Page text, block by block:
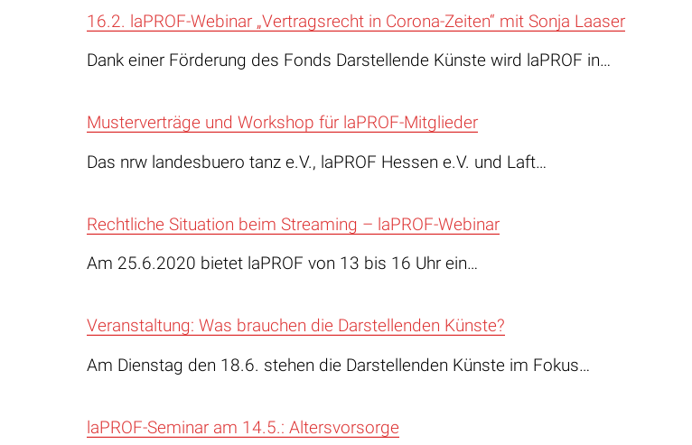
16.2. laPROF-Webinar „Vertragsrecht in Corona-Zeiten“ mit Sonja Laaser
Dank einer Förderung des Fonds Darstellende Künste wird laPROF in…
Musterverträge und Workshop für laPROF-Mitglieder
Das nrw landesbuero tanz e.V., laPROF Hessen e.V. und Laft…
Rechtliche Situation beim Streaming – laPROF-Webinar
Am 25.6.2020 bietet laPROF von 13 bis 16 Uhr ein…
Veranstaltung: Was brauchen die Darstellenden Künste?
Am Dienstag den 18.6. stehen die Darstellenden Künste im Fokus…
laPROF-Seminar am 14.5.: Altersvorsorge